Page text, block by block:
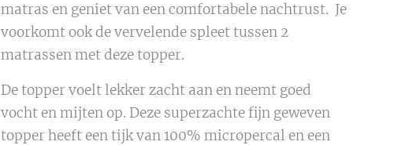
matras en geniet van een comfortabele nachtrust. Je
voorkomt ook de vervelende spleet tussen 2
matrassen met deze topper.
De topper voelt lekker zacht aan en neemt goed
vocht en mijten op. Deze superzachte fijn geweven
topper heeft een tijk van 100% micropercal en een